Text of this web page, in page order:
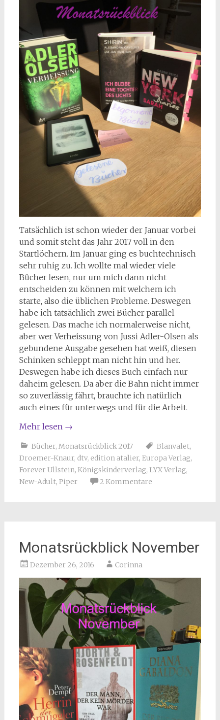
Tatsächlich ist schon wieder der Januar vorbei
und somit steht das Jahr 2017 voll in den
Startlöchern. Im Januar ging es buchtechnisch
sehr ruhig zu. Ich wollte mal wieder viele
Bücher lesen, nur um mich dann nicht
entscheiden zu können mit welchem ich
starte, also die üblichen Probleme. Deswegen
habe ich tatsächlich zwei Bücher parallel
gelesen. Das mache ich normalerweise nicht,
aber wer Verheissung von Jussi Adler-Olsen als
gebundene Ausgabe gesehen hat weiß, diesen
Schinken schleppt man nicht hin und her.
Deswegen habe ich dieses Buch einfach nur
daheim gelesen. Da aber die Bahn nicht immer
so zuverlässig fährt, brauchte ich natürlich
auch eines für unterwegs und für die Arbeit.
Mehr lesen →
Bücher, Monatsrückblick 2017 Blanvalet,
Droemer-Knaur, dtv, edition atalier, Europa Verlag,
Forever Ullstein, Königskinderverlag, LYX Verlag,
New-Adult, Piper 2 Kommentare
Monatsrückblick November
Dezember 26, 2016 Corinna